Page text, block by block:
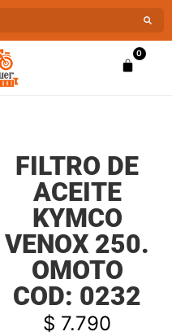
0
FILTRO DE
ACEITE
KYMCO
VENOX 250.
OMOTO
COD: 0232
$ 7.790